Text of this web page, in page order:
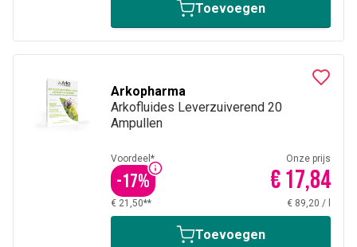
Toevoegen
Arkopharma
Arkofluides Leverzuiverend 20
Ampullen
Voordeel*
-17%
Onze prijs
€ 17,84
€ 21,50** € 89,20 /
Toevoegen